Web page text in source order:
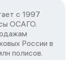
с 1997
ОСАГО.
России в
полисов.